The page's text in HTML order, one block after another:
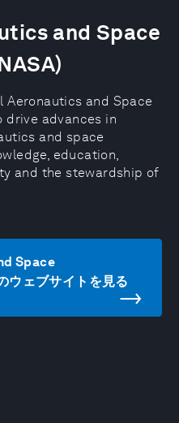
and Space
Aeronautics and Space
drive advances in
and space
education,
and the stewardship of
Space
ウェブサイトを見る